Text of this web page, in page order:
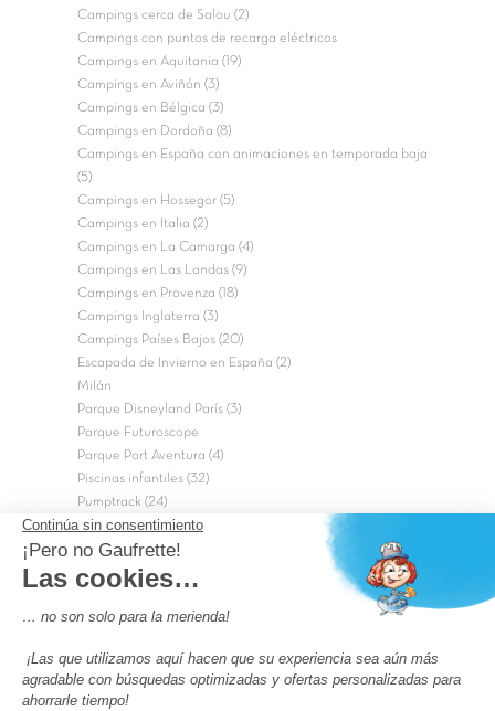
Campings cerca de Salou (2)
Campings con puntos de recarga eléctricos
Campings en Aquitania (19)
Campings en Aviñón (3)
Campings en Bélgica (3)
Campings en Dordoña (8)
Campings en España con animaciones en temporada baja
(5)
Campings en Hossegor (5)
Campings en Italia (2)
Campings en La Camarga (4)
Campings en Las Landas (9)
Campings en Provenza (18)
Campings Inglaterra (3)
Campings Países Bajos (20)
Escapada de Invierno en España (2)
Milán
Parque Disneyland París (3)
Parque Futuroscope
Parque Port Aventura (4)
Piscinas infantiles (32)
Pumptrack (24)
Puy du Fou (2)
Roma
Semana Santa (17)
Campings de 4 estrellas en Francia
Los camping con piscinas en Francia
Camping Barcelona